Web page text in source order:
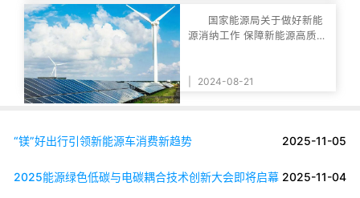
国家能源局关于做好新能
源消纳工作 保障新能源高质量
2024-08-21
“镁”好出行引领新能源车消费新趋势 2025-11-05
2025能源绿色低碳与电碳耦合技术创新大会即将启幕 2025-11-04